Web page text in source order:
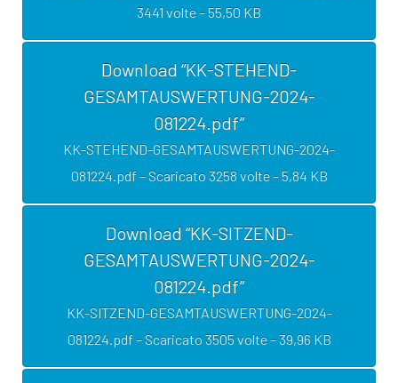
3441 volte – 55,50 KB
Download “KK-STEHEND-
GESAMTAUSWERTUNG-2024-
081224.pdf”
KK-STEHEND-GESAMTAUSWERTUNG-2024-
081224.pdf – Scaricato 3258 volte – 5,84 KB
Download “KK-SITZEND-
GESAMTAUSWERTUNG-2024-
081224.pdf”
KK-SITZEND-GESAMTAUSWERTUNG-2024-
081224.pdf – Scaricato 3505 volte – 39,96 KB